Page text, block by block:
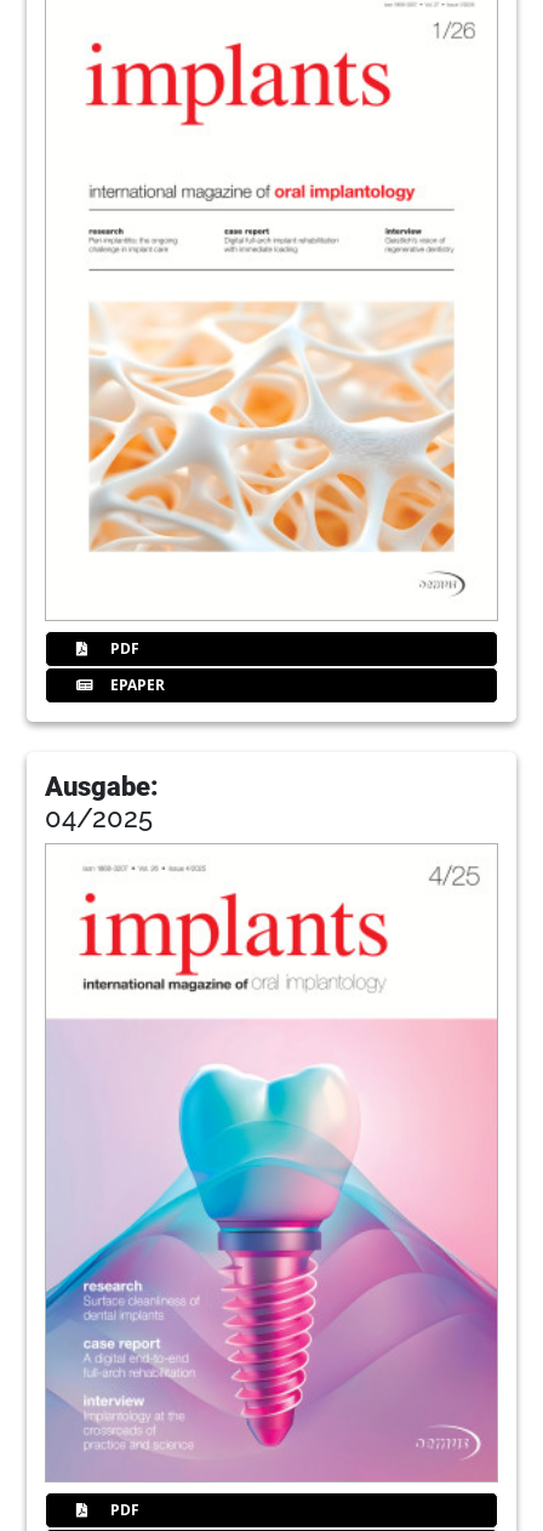
Manufacturer News
Redaktion
Redaktion
Congresses, courses and symposia /
Imprint
Straumann AG
Nobel Biocare
PDF
EPAPER
Ausgabe:
04/2025
PDF